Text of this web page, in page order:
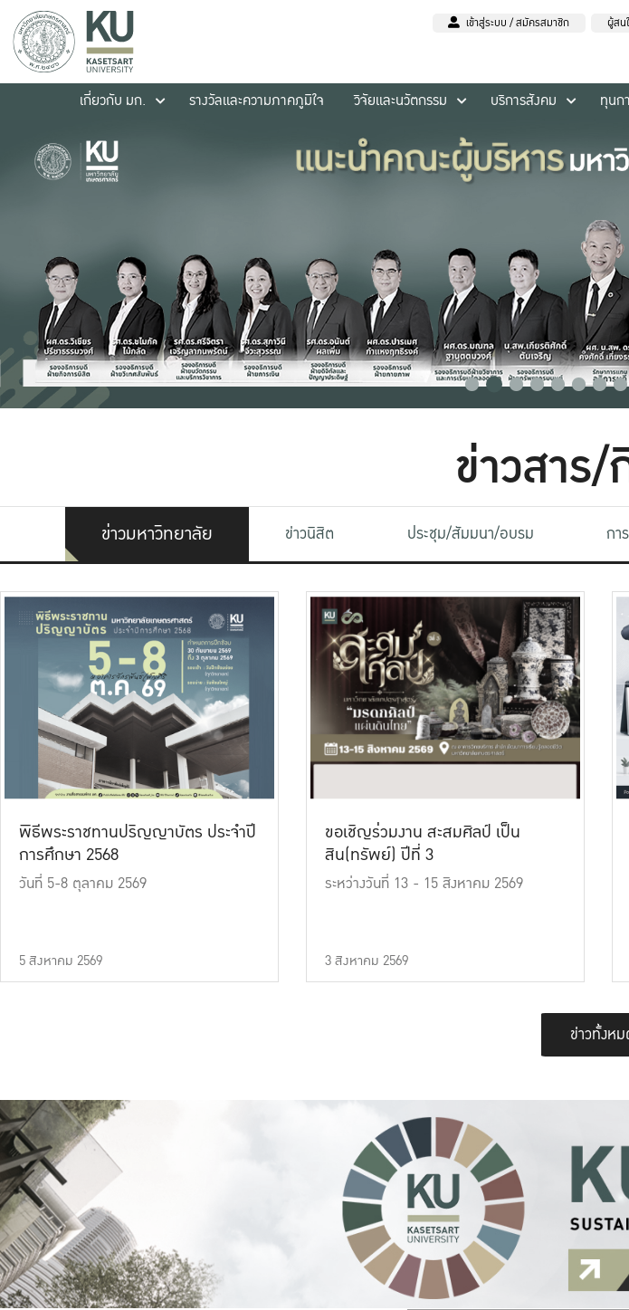
เข้าสู่ระบบ / สมัครสมาชิก ผู้สน
เกี่ยวกับ มก.
รางวัลและความภาคภูมิใจ วิจัยและนวัตกรรม บริการสังคม ทุนก
ข่าวสาร
ข่าวมหาวิทยาลัย ข่าวนิสิต ประชุม/สัมมนา/อบรม กา
พิธีพระราชทานปริญญาบัตร ประจำปี
การศึกษา 2568
วันที่ 5-8 ตุลาคม 2569
5 สิงหาคม 2569
ขอเชิญร่วมงาน สะสมศิลป์ เป็น
สิน(ทรัพย์) ปีที่ 3
ระหว่างวันที่ 13 - 15 สิงหาคม 2569
3 สิงหาคม 2569
ข่าวทั้งห